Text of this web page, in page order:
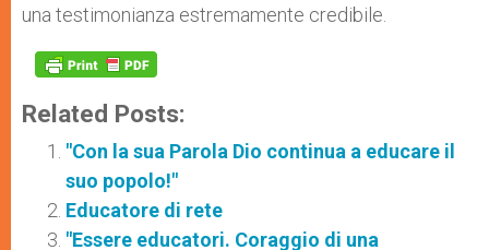
una testimonianza estremamente credibile.
Related Posts:
"Con la sua Parola Dio continua a educare il
suo popolo!"
Educatore di rete
"Essere educatori. Coraggio di una